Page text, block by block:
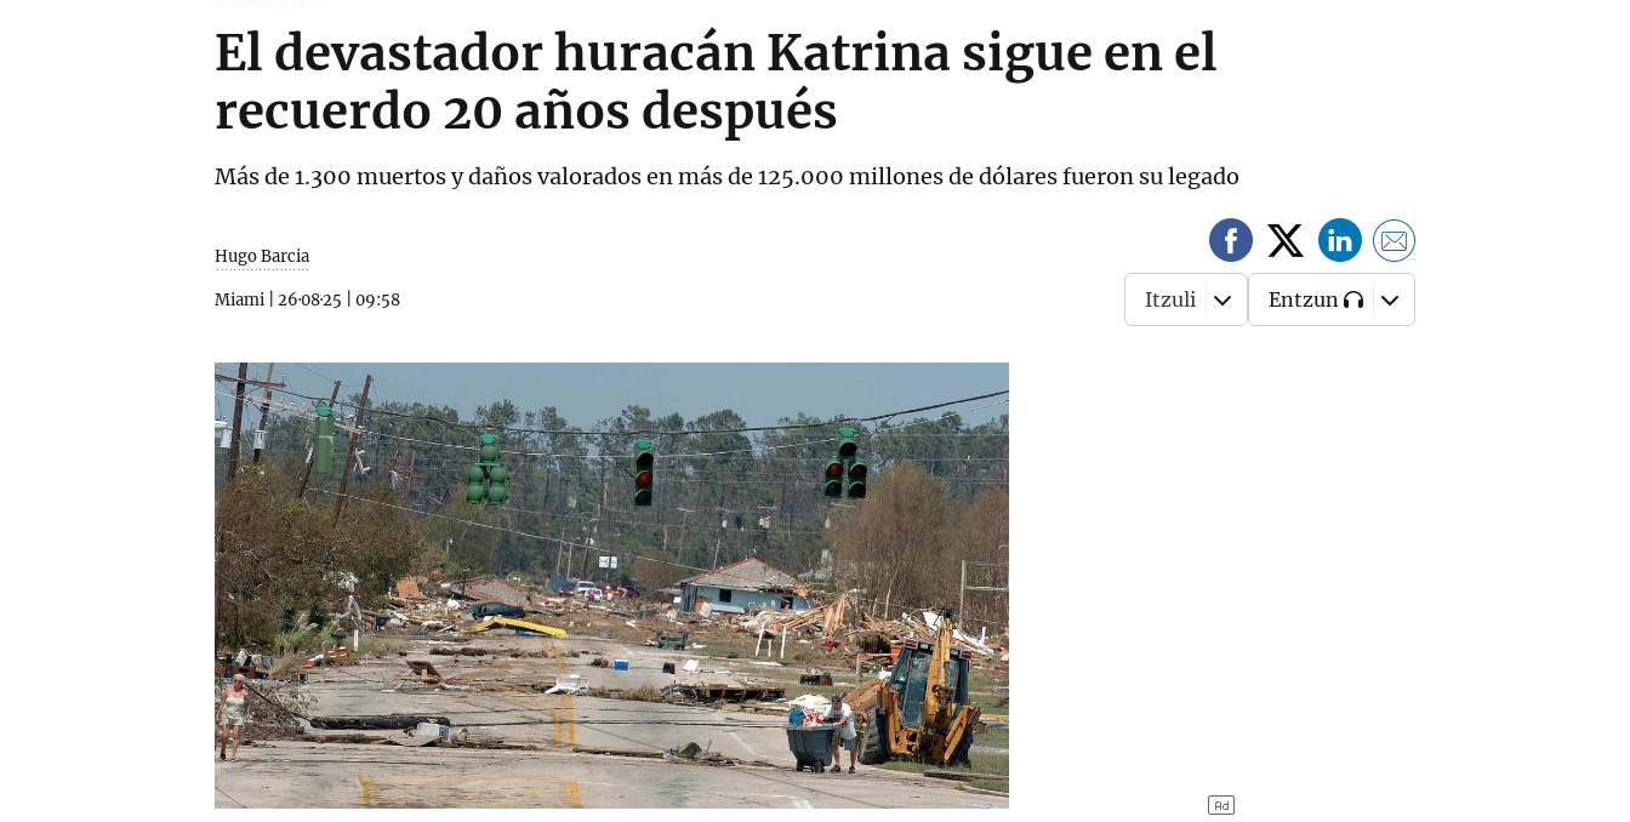
El devastador huracán Katrina sigue en el
recuerdo 20 años después
Más de 1.300 muertos y daños valorados en más de 125.000 millones de dólares fueron su legado
Hugo Barcia
Miami 26·08·25 09:58 Itzuli Entzun